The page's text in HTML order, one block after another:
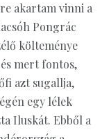
akartam vinni a
Pongrác
költeménye
mert fontos,
azt sugallja,
egy lélek
Iluskát. Ebből a